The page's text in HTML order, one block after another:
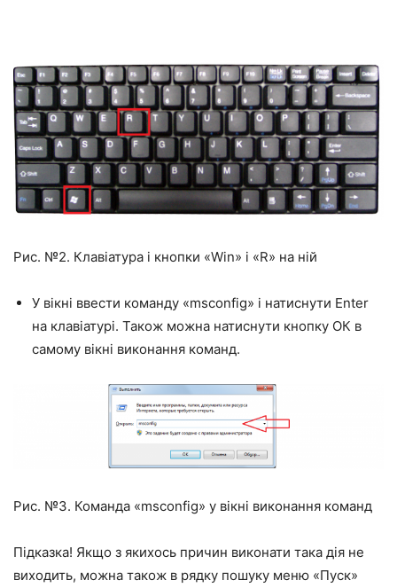
Рис. №2. Клавіатура і кнопки «Win» і «R» на ній
У вікні ввести команду «msconfig» і натиснути Enter
на клавіатурі. Також можна натиснути кнопку ОК в
самому вікні виконання команд.
Рис. №3. Команда «msconfig» у вікні виконання команд
Підказка! Якщо з якихось причин виконати така дія не
виходить, можна також в рядку пошуку меню «Пуск»